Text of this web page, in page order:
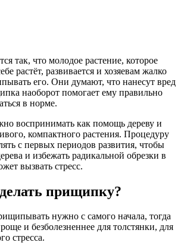
так, что молодое растение, которое
растёт, развивается и хозяевам жалко
его. Они думают, что нанесут вред
наоборот помогает ему правильно
в норме.
воспринимать как помощь дереву и
компактного растения. Процедуру
с первых периодов развития, чтобы
и избежать радикальной обрезки в
вызвать стресс.
прищипку?
нужно с самого начала, тогда
и безболезненнее для толстянки, для
стресса.